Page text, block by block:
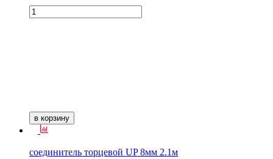
в корзину
соединитель торцевой UP 8мм 2.1м